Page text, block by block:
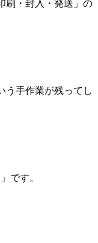
刷・封入・発送」の
う手作業が残ってし
です。